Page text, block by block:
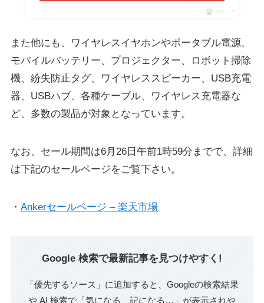
ポチップ
また他にも、ワイヤレスイヤホンやポータブル電源、
モバイルバッテリー、プロジェクター、ロボット掃除
機、紛失防止タグ、ワイヤレススピーカー、USB充電
器、USBハブ、各種ケーブル、ワイヤレス充電器な
ど、多数の製品が対象となっています。
なお、セール期間は6月26日午前1時59分までで、詳細
は下記のセールページをご覧下さい。
・ Ankerセールページ – 楽天市場
Google 検索で最新記事を見つけやすく!
「優先するソース」に追加すると、Googleの検索結果
や AI 検索で「気になる、記になる…」が表示されや